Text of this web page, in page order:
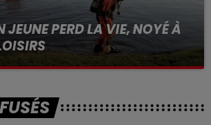
JEUNE PERD LA VIE, NOYÉ À
à pic